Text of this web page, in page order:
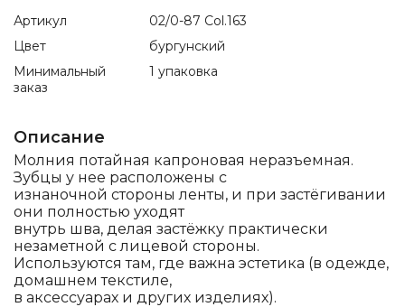
Артикул
02/0-87 Col.163
Цвет
бургунский
Минимальный
заказ
1 упаковка
Описание
Молния потайная капроновая неразъемная.
Зубцы у нее расположены с
изнаночной стороны ленты, и при застёгивании
они полностью уходят
внутрь шва, делая застёжку практически
незаметной с лицевой стороны.
Используются там, где важна эстетика (в одежде,
домашнем текстиле,
в аксессуарах и других изделиях).